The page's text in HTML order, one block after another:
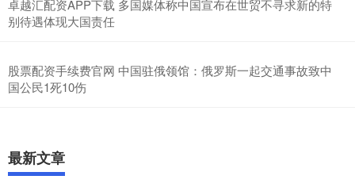
卓越汇配资APP下载 多国媒体称中国宣布在世贸不寻求新的特
别待遇体现大国责任
股票配资手续费官网 中国驻俄领馆：俄罗斯一起交通事故致中
国公民1死10伤
最新文章